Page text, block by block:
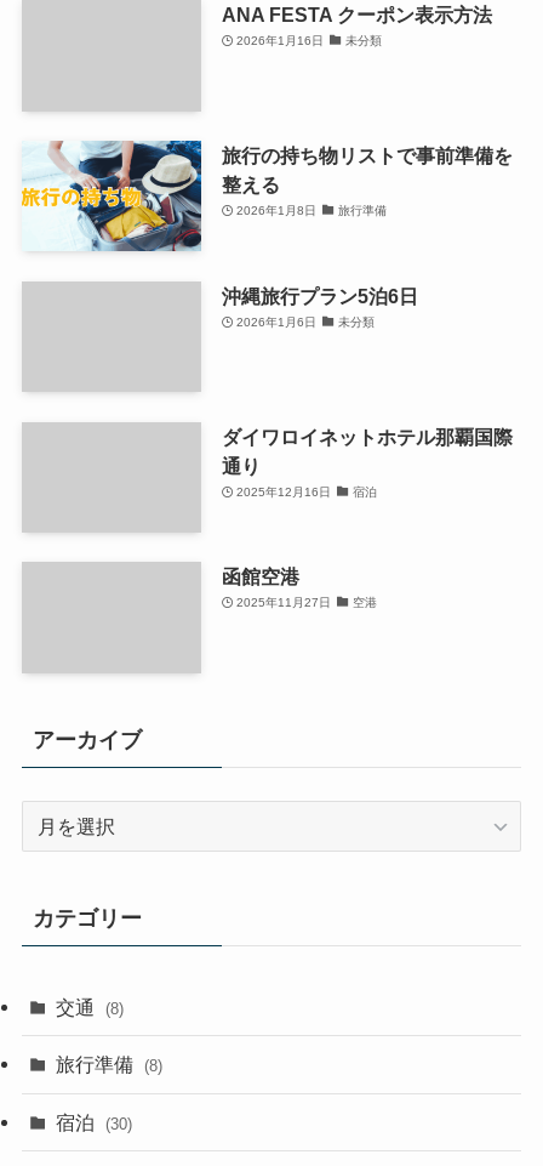
ANA FESTA クーポン表示方法
2026年1月16日 未分類
旅行の持ち物リストで事前準備を
整える
2026年1月8日 旅行準備
沖縄旅行プラン5泊6日
2026年1月6日 未分類
ダイワロイネットホテル那覇国際
通り
2025年12月16日 宿泊
函館空港
2025年11月27日 空港
アーカイブ
ブ
カテゴリー
交通 (8)
旅行準備 (8)
宿泊 (30)